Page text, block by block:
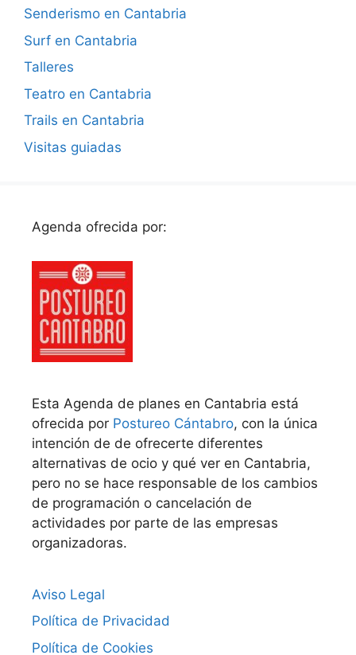
Senderismo en Cantabria
Surf en Cantabria
Talleres
Teatro en Cantabria
Trails en Cantabria
Visitas guiadas
Agenda ofrecida por:
Esta Agenda de planes en Cantabria está
ofrecida por Postureo Cántabro, con la única
intención de de ofrecerte diferentes
alternativas de ocio y qué ver en Cantabria,
pero no se hace responsable de los cambios
de programación o cancelación de
actividades por parte de las empresas
organizadoras.
Aviso Legal
Política de Privacidad
Política de Cookies